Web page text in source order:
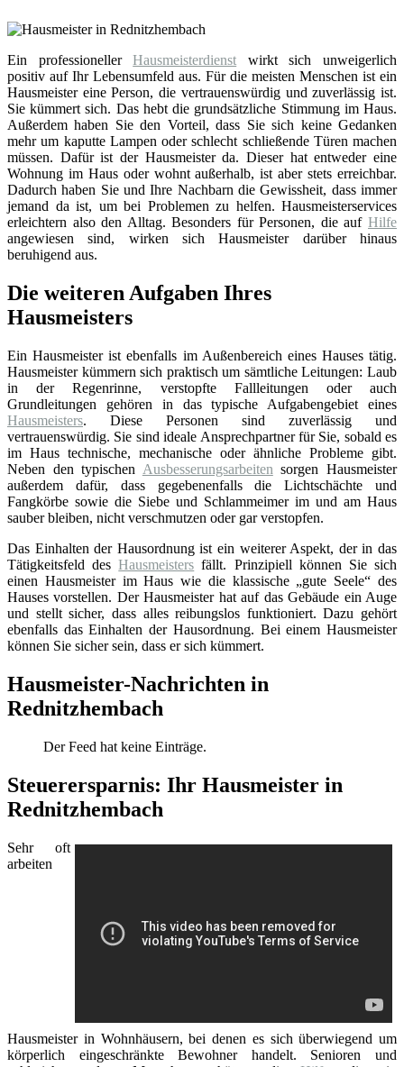
Ein professionellerHausmeisterdienst wirkt sich unweigerlich
positiv auf Ihr Lebensumfeld aus. Für die meisten Menschen ist ein
Hausmeister eine Person, die vertrauenswürdig und zuverlässig ist.
Sie kümmert sich. Das hebt die grundsätzliche Stimmung im Haus.
Außerdem haben Sie den Vorteil, dass Sie sich keine Gedanken
mehr um kaputte Lampen oder schlecht schließende Türen machen
müssen. Dafür ist der Hausmeister da. Dieser hat entweder eine
Wohnung im Haus oder wohnt außerhalb, ist aber stets erreichbar.
Dadurch haben Sie und Ihre Nachbarn die Gewissheit, dass immer
jemand da ist, um bei Problemen zu helfen. Hausmeisterservices
erleichtern also den Alltag. Besonders für Personen, die auf Hilfe
angewiesen sind, wirken sich Hausmeister darüber hinaus
beruhigend aus.
Die weiteren Aufgaben Ihres
Hausmeisters
Ein Hausmeister ist ebenfalls im Außenbereich eines Hauses tätig.
Hausmeister kümmern sich praktisch um sämtliche Leitungen: Laub
in der Regenrinne, verstopfte Fallleitungen oder auch
Grundleitungen gehören in das typische Aufgabengebiet eines
Hausmeisters. Diese Personen sind zuverlässig und
vertrauenswürdig. Sie sind ideale Ansprechpartner für Sie, sobald es
im Haus technische, mechanische oder ähnliche Probleme gibt.
Neben den typischen Ausbesserungsarbeiten sorgen Hausmeister
außerdem dafür, dass gegebenenfalls die Lichtschächte und
Fangkörbe sowie die Siebe und Schlammeimer im und am Haus
sauber bleiben, nicht verschmutzen oder gar verstopfen.
Das Einhalten der Hausordnung ist ein weiterer Aspekt, der in das
Tätigkeitsfeld desHausmeisters fällt. Prinzipiell können Sie sich
einen Hausmeister im Haus wie die klassische „gute Seele“ des
Hauses vorstellen. Der Hausmeister hat auf das Gebäude ein Auge
und stellt sicher, dass alles reibungslos funktioniert. Dazu gehört
ebenfalls das Einhalten der Hausordnung. Bei einem Hausmeister
können Sie sicher sein, dass er sich kümmert.
Hausmeister-Nachrichten in
Rednitzhembach
Der Feed hat keine Einträge.
Steuerersparnis: Ihr Hausmeister in
Rednitzhembach
Sehr oft
arbeiten
Hausmeister in Wohnhäusern, bei denen es sich überwiegend um
körperlich eingeschränkte Bewohner handelt. Senioren und